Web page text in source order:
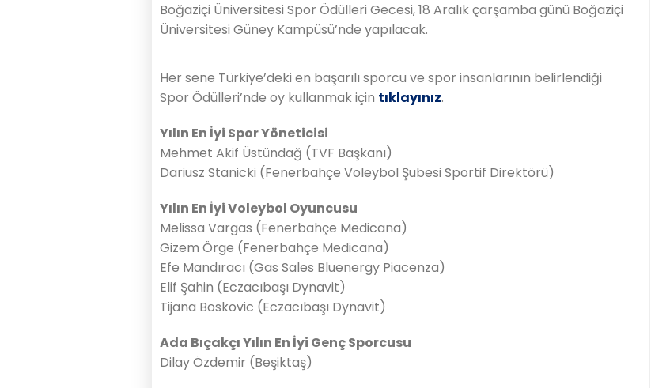
Boğaziçi Üniversitesi Spor Ödülleri Gecesi, 18 Aralık çarşamba günü Boğaziçi
Üniversitesi Güney Kampüsü’nde yapılacak.
Her sene Türkiye’deki en başarılı sporcu ve spor insanlarının belirlendiği
Spor Ödülleri’nde oy kullanmak için tıklayınız.
Yılın En İyi Spor Yöneticisi
Mehmet Akif Üstündağ (TVF Başkanı)
Dariusz Stanicki (Fenerbahçe Voleybol Şubesi Sportif Direktörü)
Yılın En İyi Voleybol Oyuncusu
Melissa Vargas (Fenerbahçe Medicana)
Gizem Örge (Fenerbahçe Medicana)
Efe Mandıracı (Gas Sales Bluenergy Piacenza)
Elif Şahin (Eczacıbaşı Dynavit)
Tijana Boskovic (Eczacıbaşı Dynavit)
Ada Bıçakçı Yılın En İyi Genç Sporcusu
Dilay Özdemir (Beşiktaş)